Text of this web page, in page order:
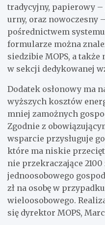
tradycyjny, papierowy
urny, oraz nowoczesny
pośrednictwem systemu
formularze można
siedzibie MOPS, a
w sekcji dedykowanej
Dodatek osłonowy ma
wyższych kosztów
mniej zamożnych
Zgodnie z
wsparcie przysługuje
które ma niskie
nie przekraczające
jednoosobowego
zł na osobę w
wieloosobowego.
się dyrektor MOPS,